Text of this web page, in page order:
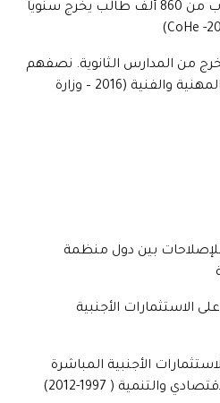
إنتاجية عمال متزايدة ما يقرب من 860 ألف طالب يخرج سنوياً
متخرج من المدارس الثانوية. نصفهم
تقريباً متخرج من المدارس المهنية والفنية (2016 – وزارة
للإصلاحات بين دول منظمة
الاستثمارات الأجنبية
الأجنبية المباشرة
والتنمية ( 1997-2012)